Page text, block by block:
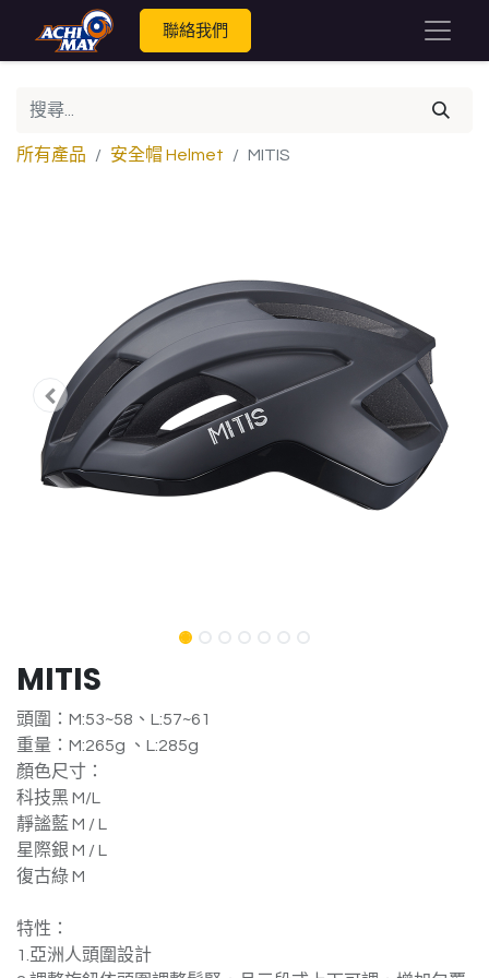
聯絡我們
所有產品 安全帽 Helmet MITIS
MITIS
頭圍：M:53~58、L:57~61
重量：M:265g 、L:285g
顏色尺寸：
科技黑 M/L
靜謐藍 M / L
星際銀 M / L
復古綠 M
特性：
1.亞洲人頭圍設計